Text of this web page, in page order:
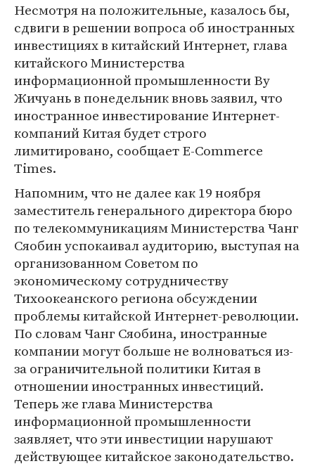
Несмотря на положительные, казалось бы,
сдвиги в решении вопроса об иностранных
инвестициях в китайский Интернет, глава
китайского Министерства
информационной промышленности Ву
Жичуань в понедельник вновь заявил, что
иностранное инвестирование Интернет-
компаний Китая будет строго
лимитировано, сообщает E-Commerce
Times.
Напомним, что не далее как 19 ноября
заместитель генерального директора бюро
по телекоммуникациям Министерства Чанг
Сяобин успокаивал аудиторию, выступая на
организованном Советом по
экономическому сотрудничеству
Тихоокеанского региона обсуждении
проблемы китайской Интернет-революции.
По словам Чанг Сяобина, иностранные
компании могут больше не волноваться из-
за ограничительной политики Китая в
отношении иностранных инвестиций.
Теперь же глава Министерства
информационной промышленности
заявляет, что эти инвестиции нарушают
действующее китайское законодательство.